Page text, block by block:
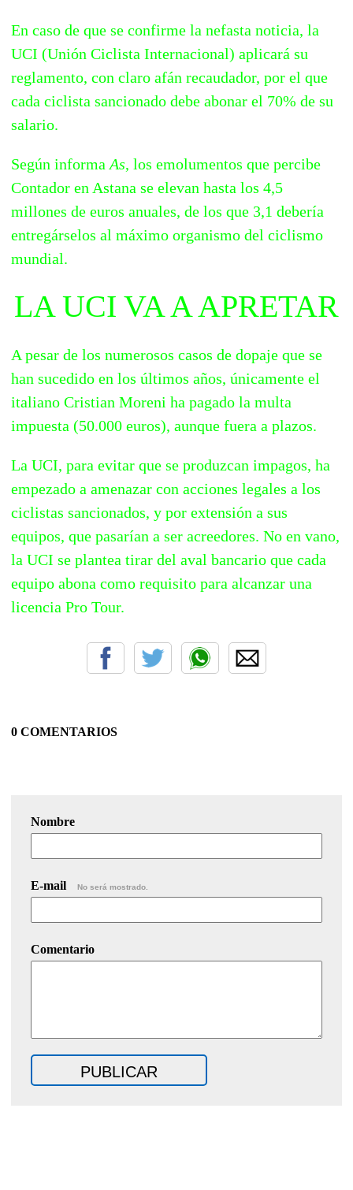
En caso de que se confirme la nefasta noticia, la
UCI (Unión Ciclista Internacional) aplicará su
reglamento, con claro afán recaudador, por el que
cada ciclista sancionado debe abonar el 70% de su
salario.
Según informa As, los emolumentos que percibe
Contador en Astana se elevan hasta los 4,5
millones de euros anuales, de los que 3,1 debería
entregárselos al máximo organismo del ciclismo
mundial.
LA UCI VA A APRETAR
A pesar de los numerosos casos de dopaje que se
han sucedido en los últimos años, únicamente el
italiano Cristian Moreni ha pagado la multa
impuesta (50.000 euros), aunque fuera a plazos.
La UCI, para evitar que se produzcan impagos, ha
empezado a amenazar con acciones legales a los
ciclistas sancionados, y por extensión a sus
equipos, que pasarían a ser acreedores. No en vano,
la UCI se plantea tirar del aval bancario que cada
equipo abona como requisito para alcanzar una
licencia Pro Tour.
0 COMENTARIOS
Nombre
E-mail No será mostrado.
Comentario